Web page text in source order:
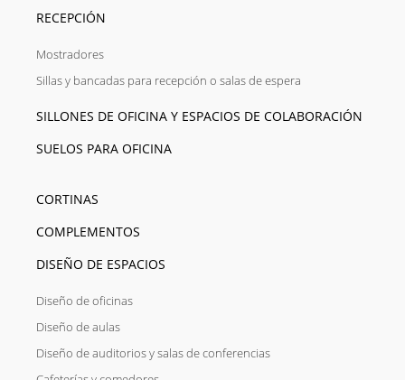
RECEPCIÓN
Mostradores
Sillas y bancadas para recepción o salas de espera
SILLONES DE OFICINA Y ESPACIOS DE COLABORACIÓN
SUELOS PARA OFICINA
CORTINAS
COMPLEMENTOS
DISEÑO DE ESPACIOS
Diseño de oficinas
Diseño de aulas
Diseño de auditorios y salas de conferencias